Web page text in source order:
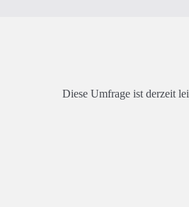
Diese Umfrage ist derzeit